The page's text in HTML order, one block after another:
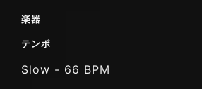
楽器
テンポ
Slow - 66 BPM